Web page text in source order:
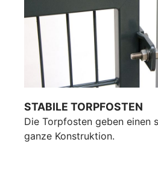
STABILE TORPFOSTEN
Die Torpfosten geben einen
ganze Konstruktion.